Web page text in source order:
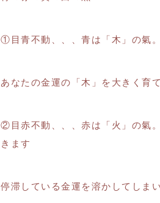
①目青不動、、、青は「木」の氣
あなたの金運の「木」を大きく育
②目赤不動、、、赤は「火」の氣
きます
停滞している金運を溶かしてしま